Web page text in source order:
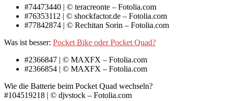
#74473440 | © teracreonte – Fotolia.com
#76353112 | © shockfactor.de – Fotolia.com
#77842874 | © Rechitan Sorin – Fotolia.com
Was ist besser: Pocket Bike oder Pocket Quad?
#2366847 | © MAXFX – Fotolia.com
#2366854 | © MAXFX – Fotolia.com
Wie die Batterie beim Pocket Quad wechseln?
#104519218 | © djvstock – Fotolia.com